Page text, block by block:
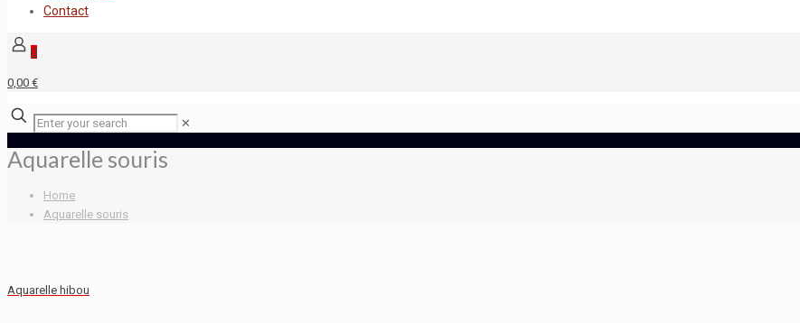
Contact
0
0,00 €
✕
Aquarelle souris
Home
Aquarelle souris
Aquarelle hibou